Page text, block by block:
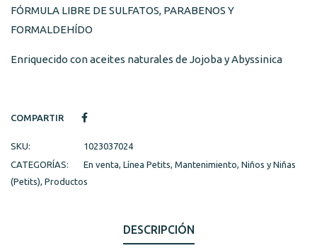
FÓRMULA LIBRE DE SULFATOS, PARABENOS Y
FORMALDEHÍDO
Enriquecido con aceites naturales de Jojoba y Abyssinica
COMPARTIR
SKU:
1023037024
CATEGORÍAS:
En venta, Línea Petits, Mantenimiento, Niños y Niñas
(Petits), Productos
DESCRIPCIÓN